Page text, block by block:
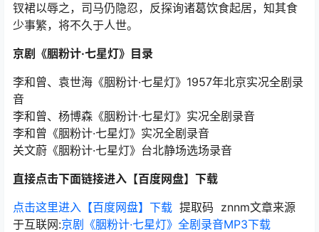
钗裙以辱之，司马仍隐忍，反探询诸葛饮食起居，知其食
少事繁，将不久于人世。
京剧《胭粉计·七星灯》目录
李和曾、袁世海《胭粉计·七星灯》1957年北京实况全剧录
音
李和曾、杨博森《胭粉计·七星灯》实况全剧录音
李和曾《胭粉计·七星灯》实况全剧录音
关文蔚《胭粉计·七星灯》台北静场选场录音
直接点击下面链接进入【百度网盘】下载
点击这里进入【百度网盘】下载 提取码 znnm文章来源
于互联网:京剧《胭粉计·七星灯》全剧录音MP3下载